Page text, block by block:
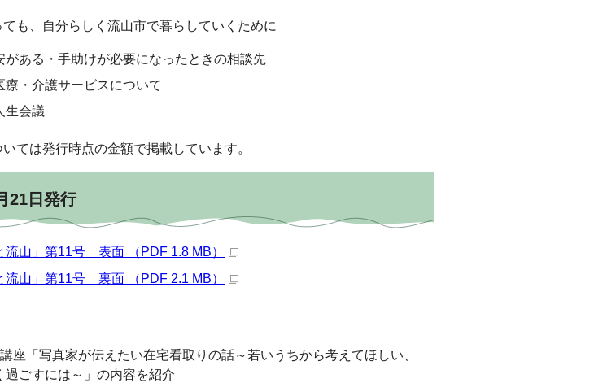
も、自分らしく流山市で暮らしていくために
がある・手助けが必要になったときの相談先
療・介護サービスについて
生会議
ては発行時点の金額で掲載しています。
21日発行
流山」第11号 表面 （PDF 1.8 MB）
流山」第11号 裏面 （PDF 2.1 MB）
座「写真家が伝えたい在宅看取りの話～若いうちから考えてほしい、
過ごすには～」の内容を紹介